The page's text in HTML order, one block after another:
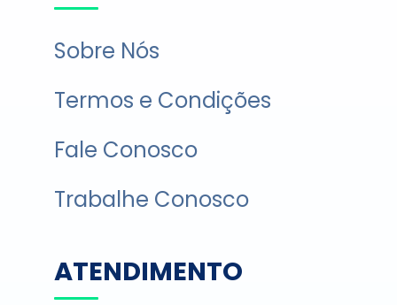
Sobre Nós
Termos e Condições
Fale Conosco
Trabalhe Conosco
ATENDIMENTO